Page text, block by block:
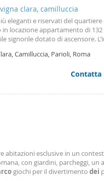
clara, camilluccia
eleganti e riservati del quartiere
locazione appartamento di 132
signorile dotato di ascensore.
Camilluccia, Parioli, Roma
Contatta
abitazioni esclusive in un
con giardini, parcheggi, un
giochi per il divertimento dei